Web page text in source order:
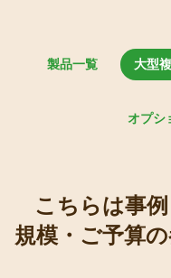
製品一覧 大型
オプシ
こちらは事
規模・ご予算